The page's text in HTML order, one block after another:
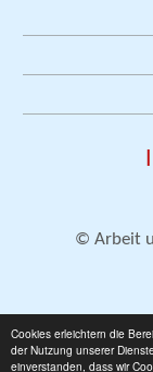
Cookies erleichtern die
der Nutzung unserer
einverstanden, dass wir
© Arbeit